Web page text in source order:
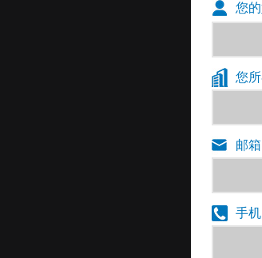
您
您
邮箱
手机